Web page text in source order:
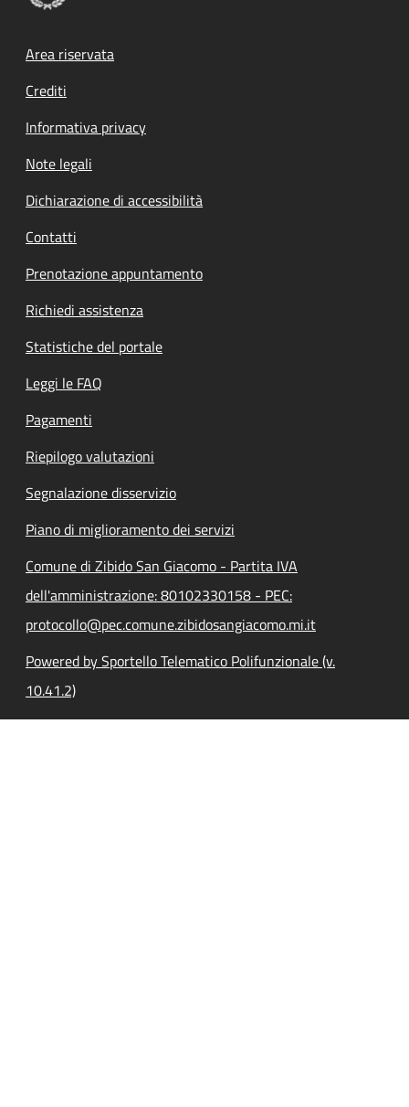
Footer menu
Area riservata
Crediti
Informativa privacy
Note legali
Dichiarazione di accessibilità
Contatti
Prenotazione appuntamento
Richiedi assistenza
Statistiche del portale
Leggi le FAQ
Pagamenti
Riepilogo valutazioni
Segnalazione disservizio
Piano di miglioramento dei servizi
Comune di Zibido San Giacomo - Partita IVA
dell'amministrazione: 80102330158 - PEC:
protocollo@pec.comune.zibidosangiacomo.mi.it
Powered by Sportello Telematico Polifunzionale (v.
10.41.2)